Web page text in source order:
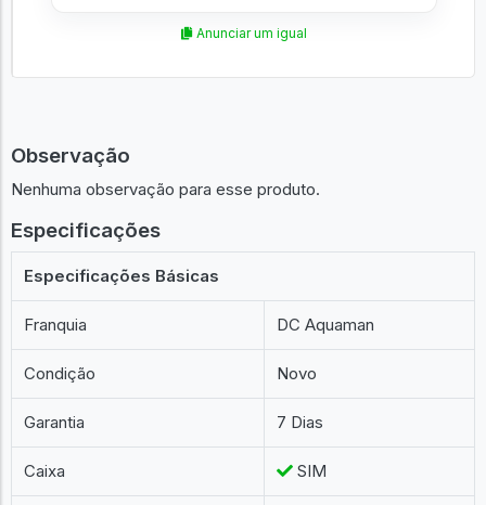
Anunciar um igual
Observação
Nenhuma observação para esse produto.
Especificações
Especificações Básicas
Franquia DC Aquaman
Condição Novo
Garantia 7 Dias
Caixa SIM